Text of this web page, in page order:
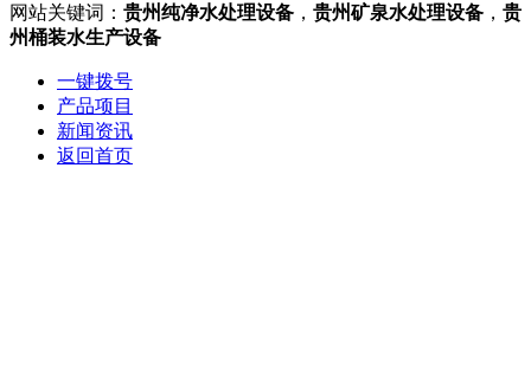
网站关键词： 贵州纯净水处理设备 ， 贵州矿泉水处理设备 ， 贵
州桶装水生产设备
一键拨号
产品项目
新闻资讯
返回首页